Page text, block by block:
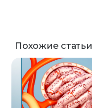
Похожие статьи